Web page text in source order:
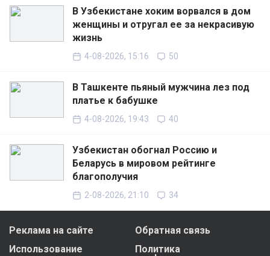
В Узбекистане хоким ворвался в дом
женщины и отругал ее за некрасивую
жизнь
4-08-2026, 15:16 50
В Ташкенте пьяный мужчина лез под
платье к бабушке
4-08-2026, 19:43 40
Узбекистан обогнал Россию и
Беларусь в мировом рейтинге
благополучия
2-08-2026, 21:10 34
Реклама на сайте
Обратная связь
Использование
Политика